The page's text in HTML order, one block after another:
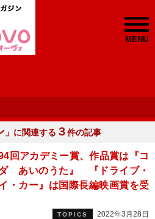
MENU
」に関連する ３件の記事
回アカデミー賞、作品賞は『コ
あいのうた』 『ドライブ・
・カー』は国際長編映画賞を受
TOPICS 2022年3月28日